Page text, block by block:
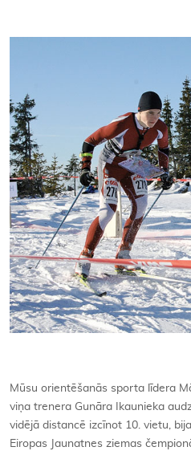
Mūsu orientēšanās sporta līdera
viņa trenera Gunāra Ikaunieka
vidējā distancē izcīnot 10. vietu,
Eiropas Jaunatnes ziemas